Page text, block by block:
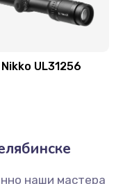
Nikko UL31256
наши мастера